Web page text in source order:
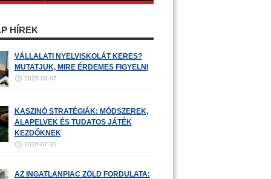
HÍREK
VÁLLALATI NYELVISKOLÁT KERES?
MUTATJUK, MIRE ÉRDEMES FIGYELNI
2026-08-07
KASZINÓ STRATÉGIÁK: MÓDSZEREK,
ALAPELVEK ÉS TUDATOS JÁTÉK
KEZDŐKNEK
2026-07-31
AZ INGATLANPIAC ZÖLD FORDULATA: